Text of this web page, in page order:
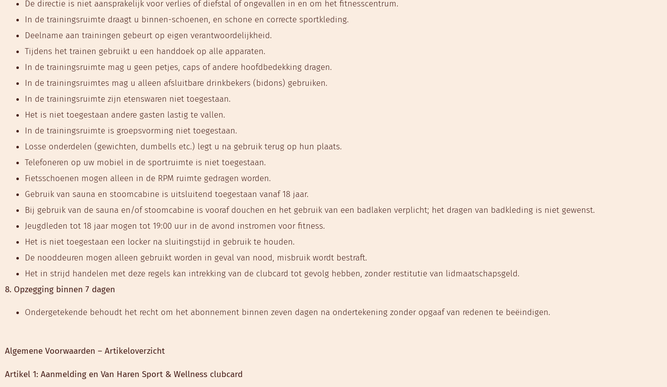
De directie is niet aansprakelijk voor verlies of diefstal of ongevallen in en om het fitnesscentrum.
In de trainingsruimte draagt u binnen-schoenen, en schone en correcte sportkleding.
Deelname aan trainingen gebeurt op eigen verantwoordelijkheid.
Tijdens het trainen gebruikt u een handdoek op alle apparaten.
In de trainingsruimte mag u geen petjes, caps of andere hoofdbedekking dragen.
In de trainingsruimtes mag u alleen afsluitbare drinkbekers (bidons) gebruiken.
In de trainingsruimte zijn etenswaren niet toegestaan.
Het is niet toegestaan andere gasten lastig te vallen.
In de trainingsruimte is groepsvorming niet toegestaan.
Losse onderdelen (gewichten, dumbells etc.) legt u na gebruik terug op hun plaats.
Telefoneren op uw mobiel in de sportruimte is niet toegestaan.
Fietsschoenen mogen alleen in de RPM ruimte gedragen worden.
Gebruik van sauna en stoomcabine is uitsluitend toegestaan vanaf 18 jaar.
Bij gebruik van de sauna en/of stoomcabine is vooraf douchen en het gebruik van een badlaken verplicht; het dragen van badkleding is niet gewenst.
Jeugdleden tot 18 jaar mogen tot 19:00 uur in de avond instromen voor fitness.
Het is niet toegestaan een locker na sluitingstijd in gebruik te houden.
De nooddeuren mogen alleen gebruikt worden in geval van nood, misbruik wordt bestraft.
Het in strijd handelen met deze regels kan intrekking van de clubcard tot gevolg hebben, zonder restitutie van lidmaatschapsgeld.
8. Opzegging binnen 7 dagen
Ondergetekende behoudt het recht om het abonnement binnen zeven dagen na ondertekening zonder opgaaf van redenen te beëindigen.
Algemene Voorwaarden – Artikeloverzicht
Artikel 1: Aanmelding en Van Haren Sport & Wellness clubcard